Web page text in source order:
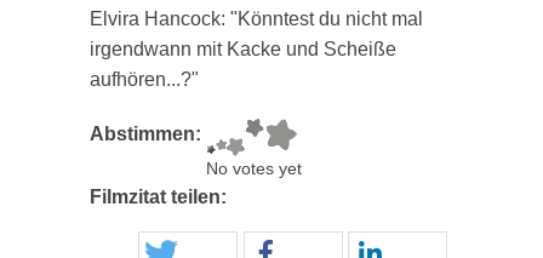
Elvira Hancock: "Könntest du nicht mal
irgendwann mit Kacke und Scheiße
aufhören...?"
Abstimmen:
No votes yet
Filmzitat teilen: